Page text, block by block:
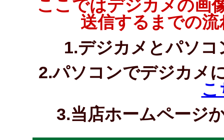
ここではデジカメの画
送信するまでの
1.デジカメとパソコ
2.パソコンでデジカメ
こ
3.当店ホームページ